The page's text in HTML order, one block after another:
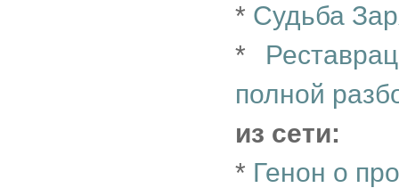
* Судьба
*
полной
из сети:
* Генон о